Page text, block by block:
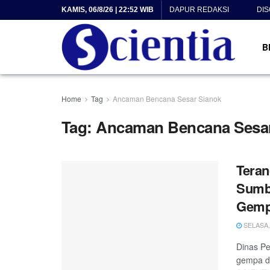
KAMIS, 06/8/26 | 22:52 WIB DAPUR REDAKSI
Home Tag Ancaman Bencana Sesar Sianok
Tag:Ancaman Bencana
Dinas
gempa